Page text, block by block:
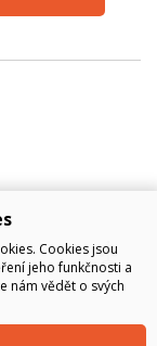
Cookies jsou
jeho funkčnosti a
nám vědět o svých